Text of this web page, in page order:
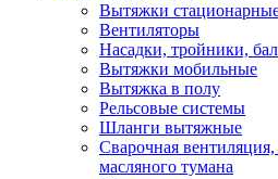
Вытяжки
Вентиляторы
Насадки, тройники,
Вытяжки мобильные
Вытяжка в полу
Рельсовые системы
Шланги вытяжные
Сварочная
масляного тумана